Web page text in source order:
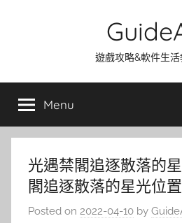
遊戲攻略&軟件生
Menu
光遇禁閣追逐散落的
閣追逐散落的星光位
Posted on 2022-04-10 by